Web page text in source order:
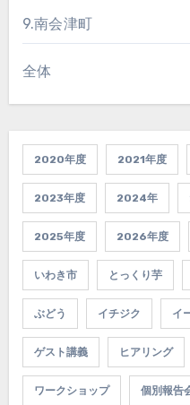
9.南会津町
全体
2020年度 2021年度
2023年度 2024年
2025年度 2026年度
いわき市 とっくり芋
ぶどう イチジク イ
ゲスト講義 ヒアリング
ワークショップ 個別報告